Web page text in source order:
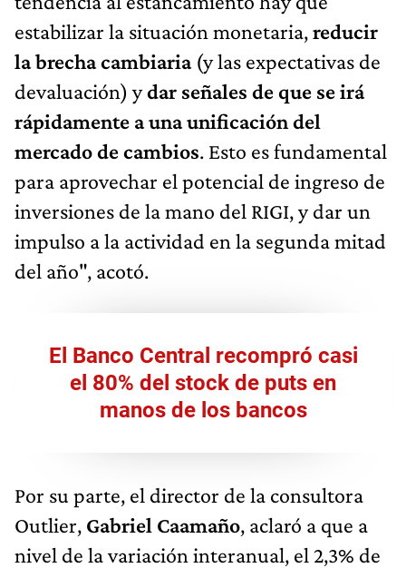
estabilizar la situación monetaria,reducir
la brecha cambiaria(y las expectativas de
devaluación) ydar señales de que se irá
rápidamente a una unificación del
mercado de cambios. Esto es fundamental
para aprovechar el potencial de ingreso de
inversiones de la mano del RIGI, y dar un
impulso a la actividad en la segunda mitad
del año", acotó.
El Banco Central recompró casi
el 80% del stock de puts en
manos de los bancos
Por su parte, el director de la consultora
Outlier, Gabriel Caamaño, aclaró a que a
nivel de la variación interanual, el 2,3% de